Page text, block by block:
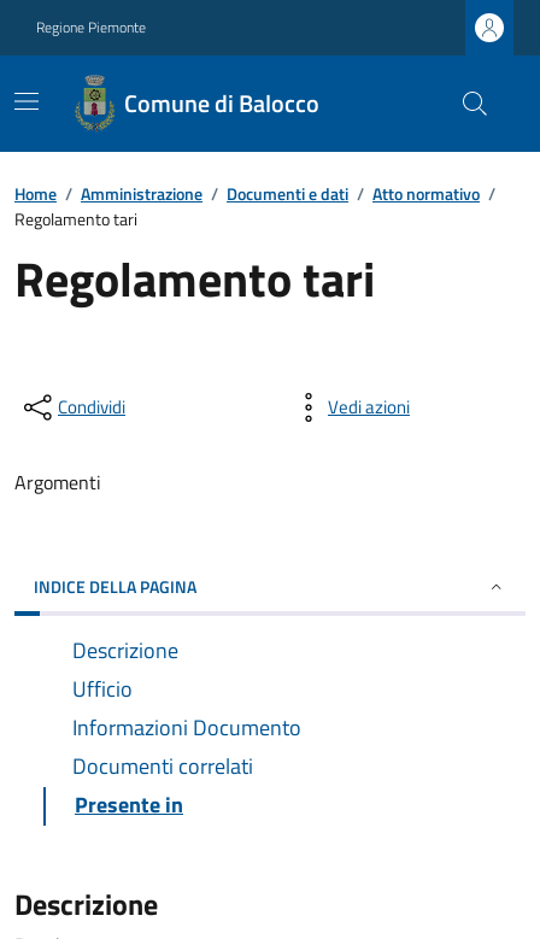
Regione Piemonte
Comune di Balocco
Home / Amministrazione / Documenti e dati / Atto normativo /
Regolamento tari
Regolamento tari
Condividi Vedi azioni
Argomenti
INDICE DELLA PAGINA
Descrizione
Ufficio
Informazioni Documento
Documenti correlati
Presente in
Descrizione